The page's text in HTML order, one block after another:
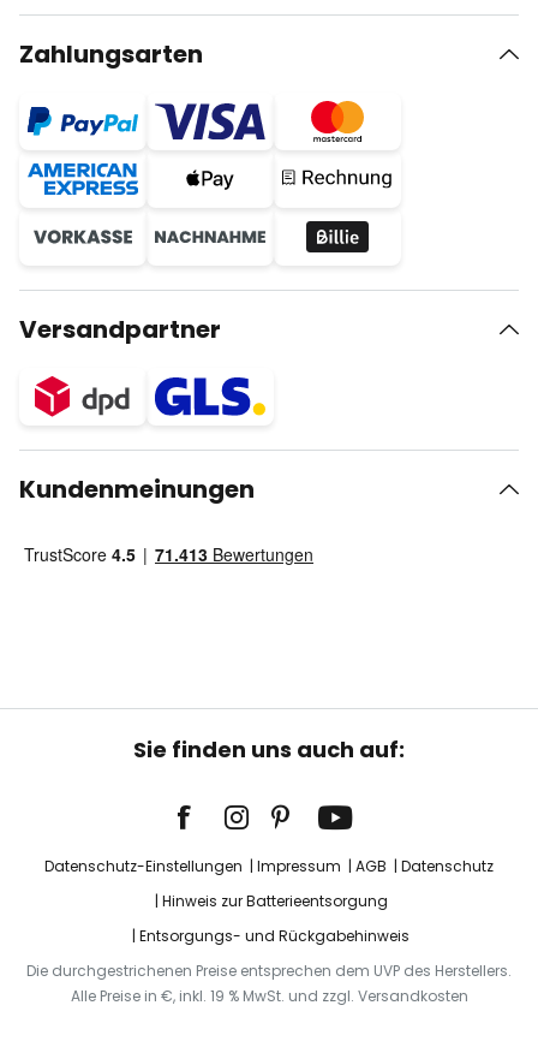
Zahlungsarten
Versandpartner
Kundenmeinungen
Sie finden uns auch auf:
Datenschutz-Einstellungen Impressum AGB
Datenschutz
Hinweis zur Batterieentsorgung
Entsorgungs- und Rückgabehinweis
Die durchgestrichenen Preise entsprechen dem UVP des Herstellers.
Alle Preise in €, inkl. 19 % MwSt. und zzgl. Versandkosten